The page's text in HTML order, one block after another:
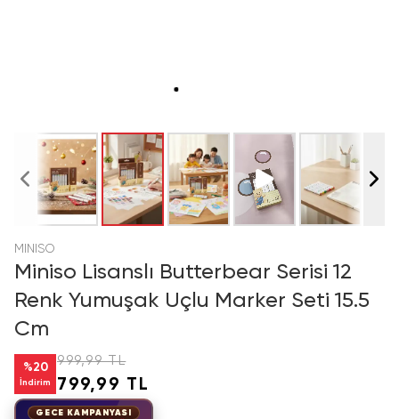
MINISO
Miniso Lisanslı Butterbear Serisi 12
Renk Yumuşak Uçlu Marker Seti 15.5
Cm
%20
İndirim
999,99 TL
799,99 TL
GECE KAMPANYASI